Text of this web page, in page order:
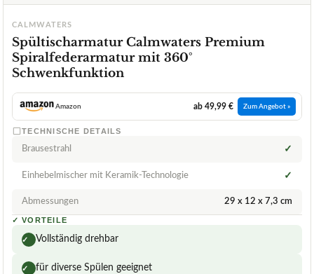
CALMWATERS
Spültischarmatur Calmwaters Premium
Spiralfederarmatur mit 360°
Schwenkfunktion
Amazon ab 49,99 € Zum Angebot »
TECHNISCHE DETAILS
Brausestrahl ✓
Einhebelmischer mit Keramik-Technologie ✓
Abmessungen 29 x 12 x 7,3 cm
✓ VORTEILE
✓ Vollständig drehbar
✓ für diverse Spülen geeignet